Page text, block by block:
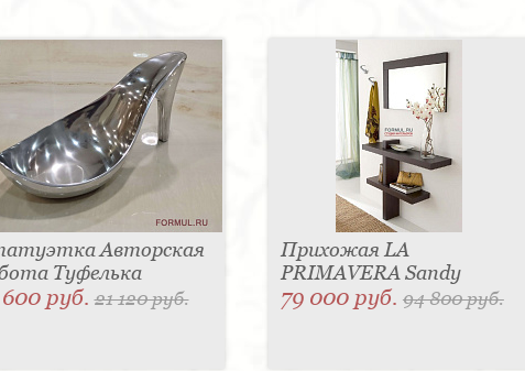
Авторская
Туфелька
600 руб.21 120 руб.
Прихожая LA
PRIMAVERA Sandy
79 000 руб. 94 800 руб.